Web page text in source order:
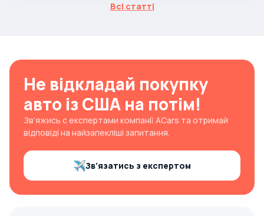
Всі статті
Не відкладай покупку
авто із США на потім!
Зв’яжись с експертами компанії ACars та отримай
відповіді на найзапекліші запитання.
Зв’язатись з експертом